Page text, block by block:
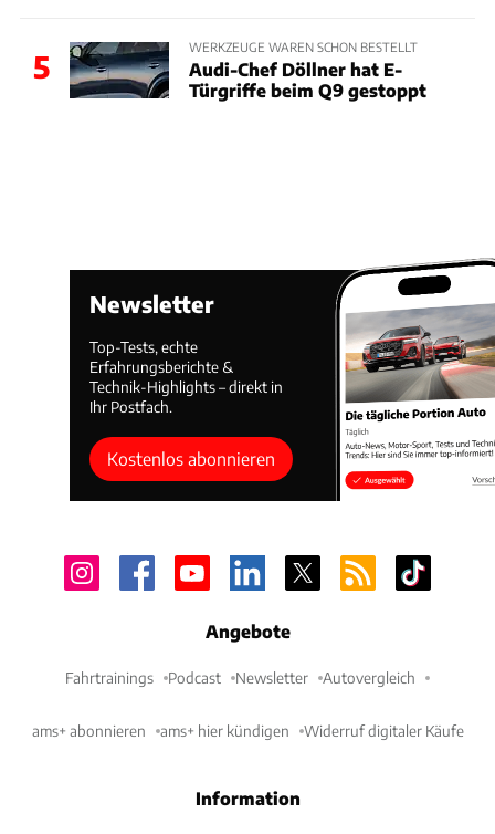
5
WERKZEUGE WAREN SCHON BESTELLT
Audi-Chef Döllner hat E-
Türgriffe beim Q9 gestoppt
Newsletter
Top-Tests, echte
Erfahrungsberichte &
Technik-Highlights – direkt in
Ihr Postfach.
Kostenlos abonnieren
Angebote
Fahrtrainings Podcast Newsletter Autovergleich
ams+ abonnieren ams+ hier kündigen Widerruf digitaler Käufe
Information